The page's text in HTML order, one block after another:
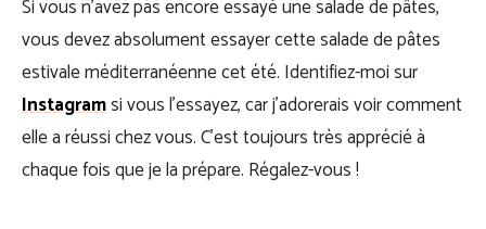
Si vous n’avez pas encore essayé une salade de pâtes,
vous devez absolument essayer cette salade de pâtes
estivale méditerranéenne cet été. Identifiez-moi sur
Instagramsi vous l’essayez, car j’adorerais voir comment
elle a réussi chez vous. C’est toujours très apprécié à
chaque fois que je la prépare. Régalez-vous !